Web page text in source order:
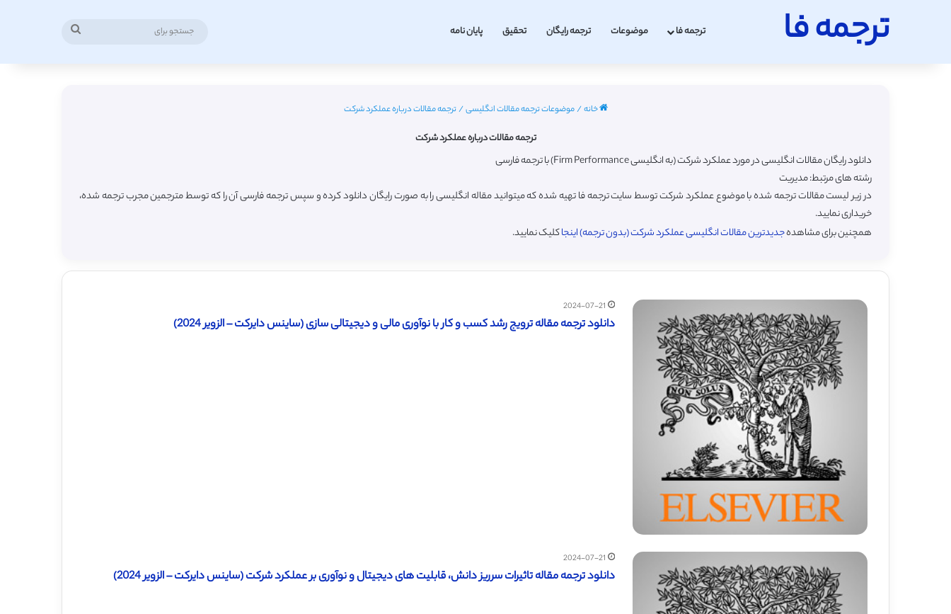
ترجمه فا ترجمه فا موضوعات ترجمه رایگان تحقیق پایان نامه
خانه/موضوعات ترجمه مقالات انگلیسی/ترجمه مقالات درباره عملکرد شرکت
ترجمه مقالات درباره عملکرد شرکت
دانلود رایگان مقالات انگلیسی در مورد عملکرد شرکت (به انگلیسی Firm Performance) با ترجمه فارسی
رشته های مرتبط: مدیریت
در زیر لیست مقالات ترجمه شده با موضوع عملکرد شرکت توسط سایت ترجمه فا تهیه شده که میتوانید مقاله انگلیسی را به صورت رایگان دانلود کرده و سپس ترجمه فارسی آن را که توسط مترجمین مجرب ترجمه شده،
خریداری نمایید.
همچنین برای مشاهدهجدیدترین مقالات انگلیسی عملکرد شرکت (بدون ترجمه) اینجاکلیک نمایید.
2024-07-21
دانلود ترجمه مقاله ترویج رشد کسب و کار با نوآوری مالی و دیجیتالی سازی (ساینس دایرکت – الزویر 2024)
2024-07-21
دانلود ترجمه مقاله تاثیرات سرریز دانش، قابلیت های دیجیتال و نوآوری بر عملکرد شرکت (ساینس دایرکت – الزویر 2024)